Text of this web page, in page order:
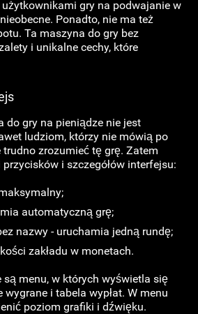
gry na podwajanie w
Ponadto, nie ma też
Ta maszyna do gry bez
i unikalne cechy, które
do gry na pieniądze nie jest
ludziom, którzy nie mówią po
trudno zrozumieć tę grę. Zatem
i szczegółów interfejsu:
automatyczną grę;
nazwy - uruchamia jedną rundę;
zakładu w monetach.
są menu, w których wyświetla się
wygrane i tabela wypłat. W menu
poziom grafiki i dźwięku.